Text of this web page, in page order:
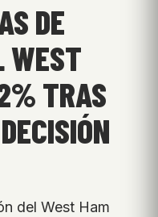
DE
WEST
TRAS
del West Ham